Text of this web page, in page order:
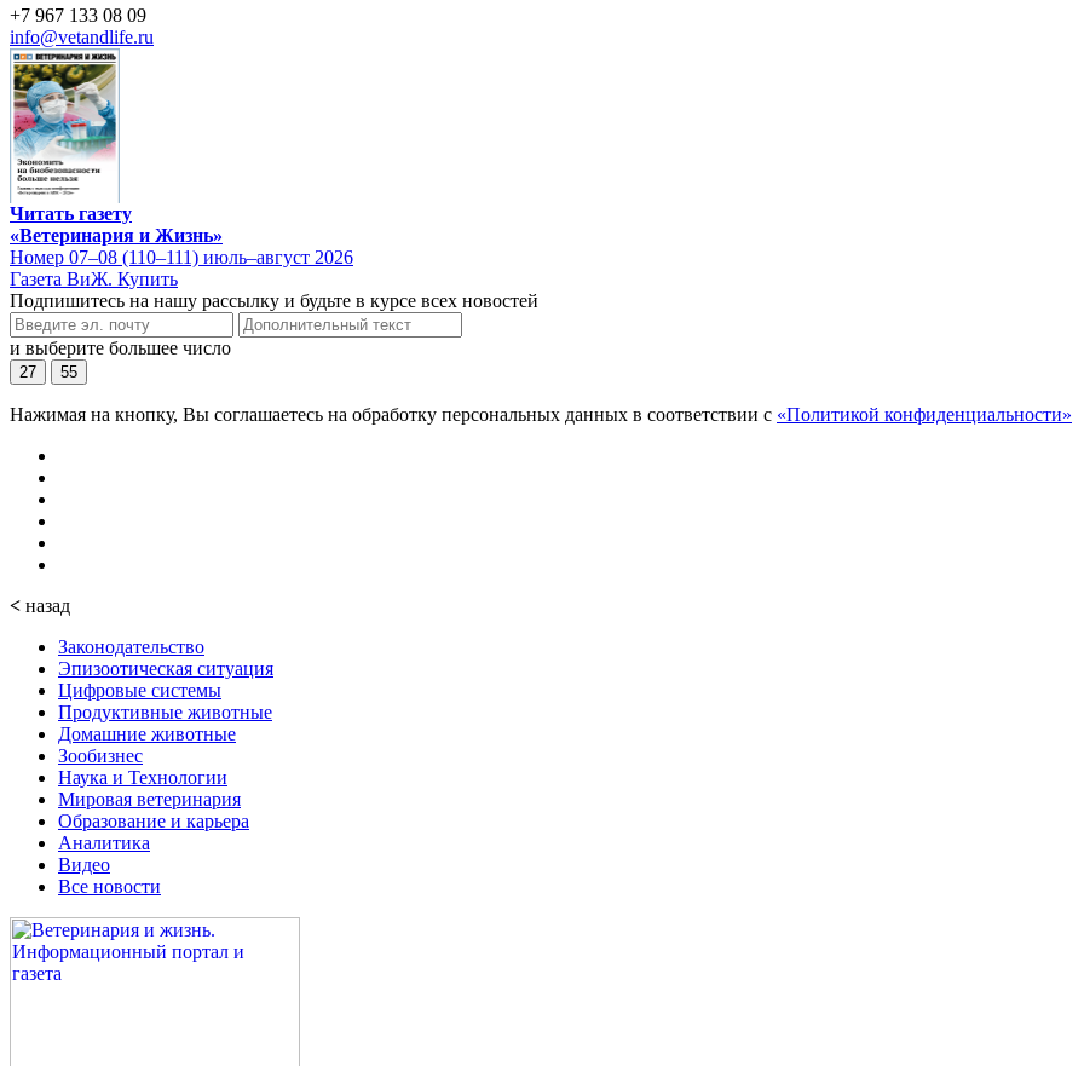
+7 967 133 08 09
info@vetandlife.ru
Читать газету
«Ветеринария и Жизнь»
Номер 07–08 (110–111) июль–август 2026
Газета ВиЖ. Купить
Подпишитесь на нашу рассылку и будьте в курсе всех новостей
и выберите большее число
27 55
Нажимая на кнопку, Вы соглашаетесь на обработку персональных данных в соответствии с «Политикой конфиденциальности»
< назад
Законодательство
Эпизоотическая ситуация
Цифровые системы
Продуктивные животные
Домашние животные
Зообизнес
Наука и Технологии
Мировая ветеринария
Образование и карьера
Аналитика
Видео
Все новости